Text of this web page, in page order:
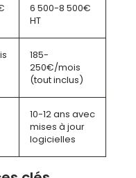
6 500-8 500€
HT
185-
250€/mois
(tout inclus)
10-12 ans avec
mises à jour
logicielles